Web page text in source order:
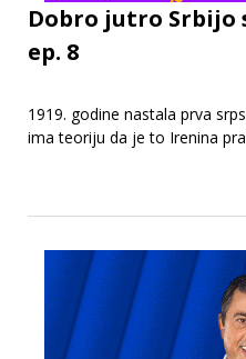
Dobro jutro Srbijo
ep. 8
1919. godine nastala prva
ima teoriju da je to Irenina